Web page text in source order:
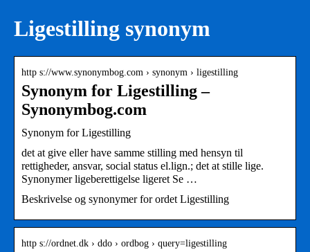
Ligestilling synonym
http s://www.synonymbog.com › synonym › ligestilling
Synonym for Ligestilling –
Synonymbog.com
Synonym for Ligestilling
det at give eller have samme stilling med hensyn til
rettigheder, ansvar, social status el.lign.; det at stille lige.
Synonymer ligeberettigelse ligeret Se …
Beskrivelse og synonymer for ordet Ligestilling
http s://ordnet.dk › ddo › ordbog › query=ligestilling